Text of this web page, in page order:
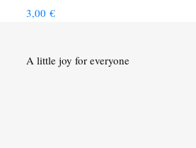
3,00 €
A little joy for everyone